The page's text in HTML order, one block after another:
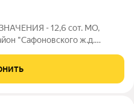
- 12,6 сот. МО,
"Сафоновского ж.д.
виды paзpешeннoгo